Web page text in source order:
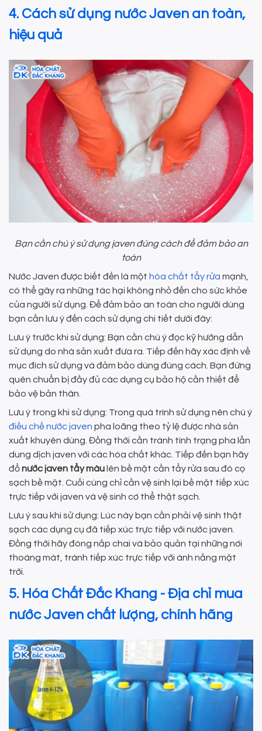
4. Cách sử dụng nước Javen an toàn,
hiệu quả
Bạn cần chú ý sử dụng javen đúng cách để đảm bảo an
toàn
Nước Javen được biết đến là một hóa chất tẩy rửa mạnh,
có thể gây ra những tác hại không nhỏ đến cho sức khỏe
của người sử dụng. Để đảm bảo an toàn cho người dùng
bạn cần lưu ý đến cách sử dụng chi tiết dưới đây:
Lưu ý trước khi sử dụng: Bạn cần chú ý đọc kỹ hướng dẫn
sử dụng do nhà sản xuất đưa ra. Tiếp đến hãy xác định về
mục đích sử dụng và đảm bảo dùng đúng cách. Bạn đừng
quên chuẩn bị đầy đủ các dụng cụ bảo hộ cần thiết để
bảo vệ bản thân.
Lưu ý trong khi sử dụng: Trong quá trình sử dụng nên chú ý
điều chế nước javen pha loãng theo tỷ lệ được nhà sản
xuất khuyên dùng. Đồng thời cần tránh tình trạng pha lẫn
dung dịch javen với các hóa chất khác. Tiếp đến bạn hãy
đổnước javen tẩy màu lên bề mặt cần tẩy rửa sau đó cọ
sạch bề mặt. Cuối cùng chỉ cần vệ sinh lại bề mặt tiếp xúc
trực tiếp với javen và vệ sinh cơ thể thật sạch.
Lưu ý sau khi sử dụng: Lúc này bạn cần phải vệ sinh thật
sạch các dụng cụ đã tiếp xúc trực tiếp với nước javen.
Đồng thời hãy đóng nắp chai và bảo quản tại những nơi
thoáng mát, tránh tiếp xúc trực tiếp với ánh nắng mặt
trời.
5. Hóa Chất Đắc Khang - Địa chỉ mua
nước Javen chất lượng, chính hãng